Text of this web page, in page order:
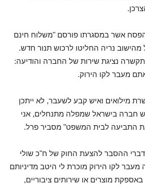
אשר במסגרתו פורסם "משלוח חינם
נריה החליטו לרכוש תנור חדש.
נציגת שירות של החברה והודיעה:
מעבר לקו הירוק.
מילואים ואיש קבע לשעבר, לא ייתכן
חברה בישראל שמפלה מתנחלים, אני
התביעה לבית המשפט" מסביר פרל.
ההסבר להצעת החוק של ח"כ שולי
לקו הירוק מוכרת לי היטב מדיניותם
מוצרים או שירותים ציבוריים,